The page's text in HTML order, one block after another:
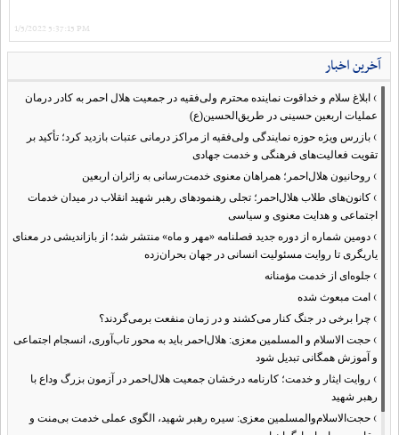
1/5/2022 5:37:15 PM
آخرین اخبار
› ابلاغ سلام و خداقوت نماینده محترم ولی‌فقیه در جمعیت هلال احمر به کادر درمان
عملیات اربعین حسینی در طریق‌الحسین(ع)
› بازرس ویژه حوزه نمایندگی ولی‌فقیه از مراکز درمانی عتبات بازدید کرد؛ تأکید بر
تقویت فعالیت‌های فرهنگی و خدمت جهادی
› روحانیون هلال‌احمر؛ همراهان معنوی خدمت‌رسانی به زائران اربعین
› کانون‌های طلاب هلال‌احمر؛ تجلی رهنمودهای رهبر شهید انقلاب در میدان خدمات
اجتماعی و هدایت معنوی و سیاسی
› دومین شماره از دوره جدید فصلنامه «مهر و ماه» منتشر شد؛ از بازاندیشی در معنای
یاریگری تا روایت مسئولیت انسانی در جهان بحران‌زده
› جلوه‌ای از خدمت مؤمنانه
› امت مبعوث شده
› چرا برخی در جنگ کنار می‌کشند و در زمان منفعت برمی‌گردند؟
› حجت الاسلام و المسلمین معزی: هلال‌احمر باید به محور تاب‌آوری، انسجام اجتماعی
و آموزش همگانی تبدیل شود
› روایت ایثار و خدمت؛ کارنامه درخشان جمعیت هلال‌احمر در آزمون بزرگ وداع با
رهبر شهید
› حجت‌الاسلام‌والمسلمین معزی: سیره رهبر شهید، الگوی عملی خدمت بی‌منت و